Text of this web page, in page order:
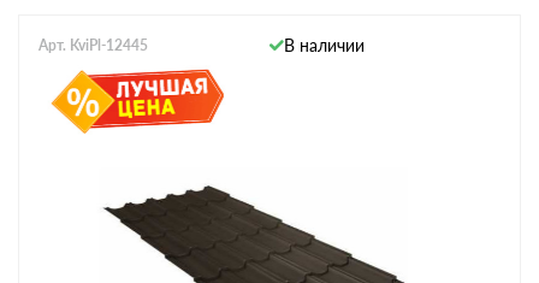
Арт. KviPl-12445 В наличии